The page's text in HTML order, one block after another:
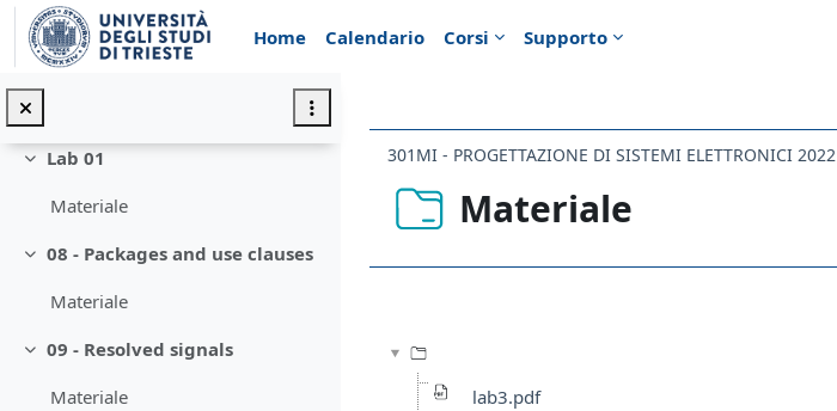
Vai al contenuto principale
Home
Calendario Corsi Supporto
Materiale
Minimizza
07 - Subprograms
Minimizza
Lab 01
Materiale
Minimizza
08 - Packages and use clauses
Materiale
Minimizza
09 - Resolved signals
Materiale
301MI - PROGETTAZIONE DI SISTEMI ELETTRONICI 2022
Materiale
lab3.pdf